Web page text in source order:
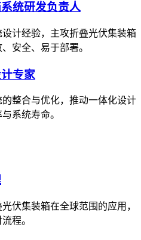
统研发负责人
计经验，主攻折叠光伏集装箱
安全、易于部署。
专家
整合与优化，推动一体化设计
系统寿命。
伏集装箱在全球范围的应用，
程。